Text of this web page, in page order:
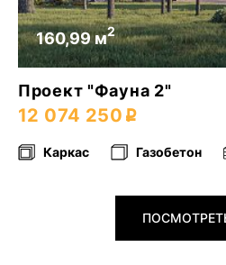
160,99 м2
Проект "Фауна 2"
12 074 250
Каркас Газобетон